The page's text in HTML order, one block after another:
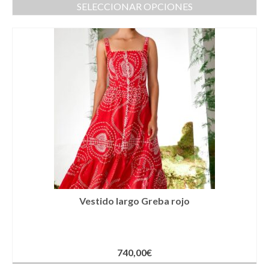
Pañuelos
Pendientes
Sombreros
Tocados
Zapatos
Moda flamenca
SELECCIONAR OPCIONES
Vestido largo Greba rojo
740,00€